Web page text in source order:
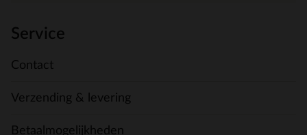
Service
Contact
Verzending & levering
Betaalmogelijkheden